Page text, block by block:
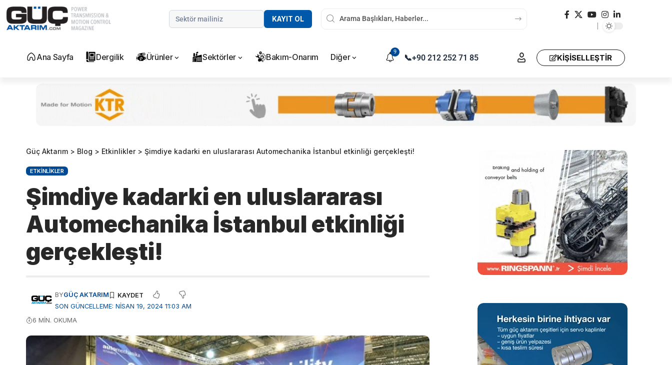
KAYIT OL
Ana Sayfa Dergilik Ürünler Sektörler Bakım-Onarım Diğer
9
📞+90 212 252 71 85 KIŞISELLEŞTIR
Güç Aktarım > Blog > Etkinlikler> Şimdiye kadarki en uluslararası Automechanika İstanbul etkinliği gerçekleşti!
ETKINLIKLER
Şimdiye kadarki en uluslararası
Automechanika İstanbul etkinliği
gerçekleşti!
SON GÜNCELLEME: NISAN 19, 2024 11:03 AM
BYGÜÇ AKTARIM
6 MIN. OKUMA